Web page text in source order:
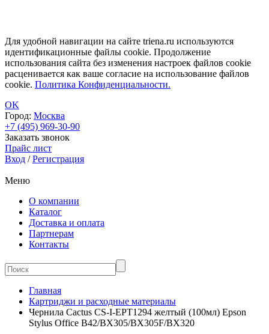
Для удобной навигации на сайте triena.ru используются
идентификационные файлы cookie. Продолжение
использования сайта без изменения настроек файлов cookie
расценивается как ваше согласие на использование файлов
cookie. Политика Конфиденциальности.
OK
Город: Москва
+7 (495) 969-30-90
Заказать звонок
Прайс лист
Вход /Регистрация
Меню
О компании
Каталог
Доставка и оплата
Партнерам
Контакты
Главная
Картриджи и расходные материалы
Чернила Cactus CS-I-EPT1294 желтый (100мл) Epson
Stylus Office B42/BX305/BX305F/BX320